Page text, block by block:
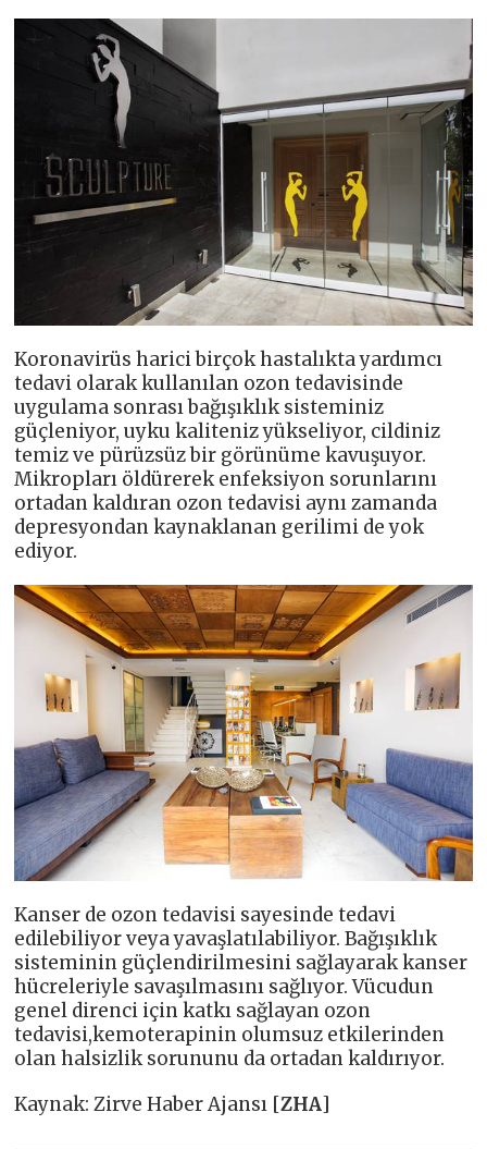
Koronavirüs harici birçok hastalıkta yardımcı
tedavi olarak kullanılan ozon tedavisinde
uygulama sonrası bağışıklık sisteminiz
güçleniyor, uyku kaliteniz yükseliyor, cildiniz
temiz ve pürüzsüz bir görünüme kavuşuyor.
Mikropları öldürerek enfeksiyon sorunlarını
ortadan kaldıran ozon tedavisi aynı zamanda
depresyondan kaynaklanan gerilimi de yok
ediyor.
Kanser de ozon tedavisi sayesinde tedavi
edilebiliyor veya yavaşlatılabiliyor. Bağışıklık
sisteminin güçlendirilmesini sağlayarak kanser
hücreleriyle savaşılmasını sağlıyor. Vücudun
genel direnci için katkı sağlayan ozon
tedavisi,kemoterapinin olumsuz etkilerinden
olan halsizlik sorununu da ortadan kaldırıyor.
Kaynak: Zirve Haber Ajansı [ZHA]